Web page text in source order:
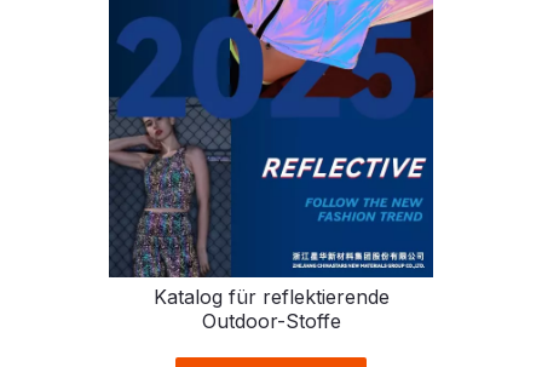
Katalog für reflektierende
Outdoor-Stoffe